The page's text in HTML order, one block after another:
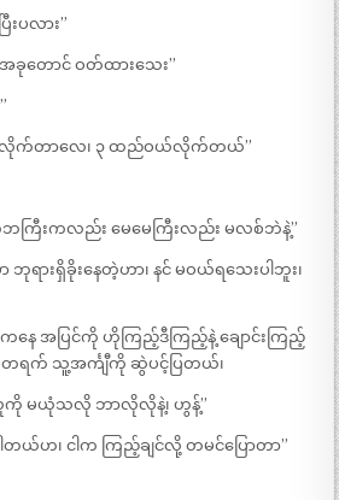
းပလား”
အခုတောင် ဝတ်ထားသေး”
ယ်လိုက်တာလေ၊ ၃ ထည်ဝယ်လိုက်တယ်”
ဘဘကြီးကလည်း မေမေကြီးလည်း မလစ်ဘဲနဲ့”
ရားရှိခိုးနေတဲ့ဟာ၊ နင် မဝယ်ရသေးပါဘူး၊
ကနေ အပြင်ကို ဟိုကြည့်ဒီကြည့်နဲ့ ချောင်းကြည့်
ရက် သူ့အင်္ကျီကို ဆွဲပင့်ပြတယ်၊
ကို မယုံသလို ဘာလိုလိုနဲ့၊ ဟွန့်”
ါတယ်ဟ၊ ငါက ကြည့်ချင်လို့ တမင်ပြောတာ”